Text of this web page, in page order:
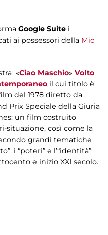
Google Suite i
ai possessori della Mic
«Ciao Maschio» Volto
il cui titolo è
del 1978 diretto da
Prix Speciale della Giuria
un film costruito
situazione, così come la
grandi tematiche
i “poteri” e l’“identità”
e inizio XXI secolo.